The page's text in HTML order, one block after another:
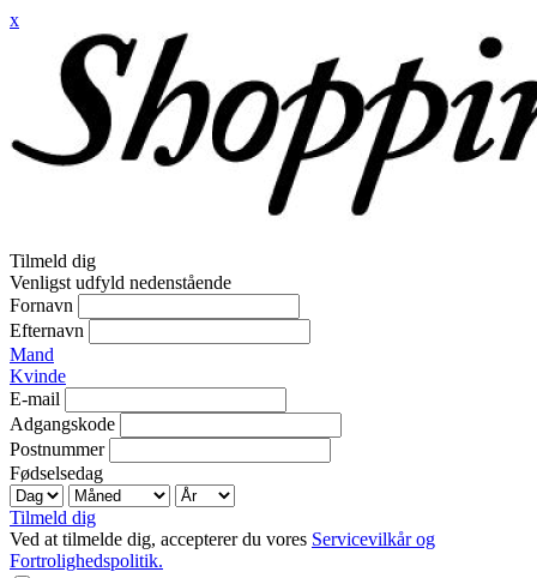
x
Tilmeld dig
Venligst udfyld nedenstående
Fornavn
Efternavn
Mand
Kvinde
E-mail
Adgangskode
Postnummer
Fødselsedag
Tilmeld dig
Ved at tilmelde dig, accepterer du vores Servicevilkår og
Fortrolighedspolitik.